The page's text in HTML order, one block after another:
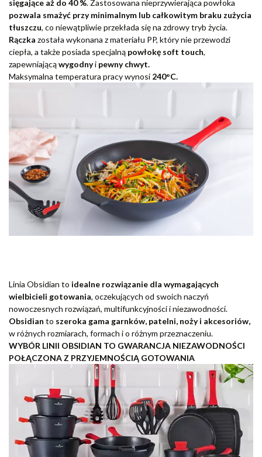
sięgające aż do 40 %. Zastosowana nieprzywierająca powłoka
pozwala smażyć przy minimalnym lub całkowitym braku zużycia
tłuszczu, co niewątpliwie przekłada się na zdrowy tryb życia.
Rączka została wykonana z materiału PP, który nie przewodzi
ciepła, a także posiada specjalną powłokę soft touch,
zapewniającąwygodnyi pewny chwyt.
Maksymalna temperatura pracy wynosi 240°C.
Linia Obsidian to idealne rozwiązanie dla wymagających
wielbicieli gotowania, oczekujących od swoich naczyń
nowoczesnych rozwiązań, multifunkcyjności i niezawodności.
Obsidian to szeroka gama garnków, patelni, noży i akcesoriów,
w różnych rozmiarach, formach i o różnym przeznaczeniu.
WYBÓR LINII OBSIDIAN TO GWARANCJA NIEZAWODNOŚCI
POŁĄCZONA Z PRZYJEMNOŚCIĄ GOTOWANIA